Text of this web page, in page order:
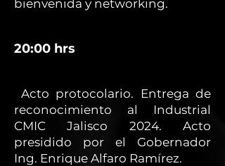
bienvenida y networking.
20:00 hrs
Acto protocolario. Entrega de
reconocimiento al Industrial
CMIC Jalisco 2024. Acto
presidido por el Gobernador
Ing. Enrique Alfaro Ramírez.